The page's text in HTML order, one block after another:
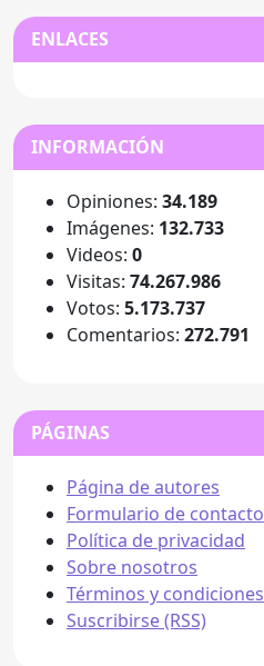
ENLACES
INFORMACIÓN
Opiniones: 34.189
Imágenes: 132.733
Videos: 0
Visitas: 74.267.986
Votos: 5.173.737
Comentarios: 272.791
PÁGINAS
Página de autores
Formulario de contacto
Política de privacidad
Sobre nosotros
Términos y condiciones
Suscribirse (RSS)